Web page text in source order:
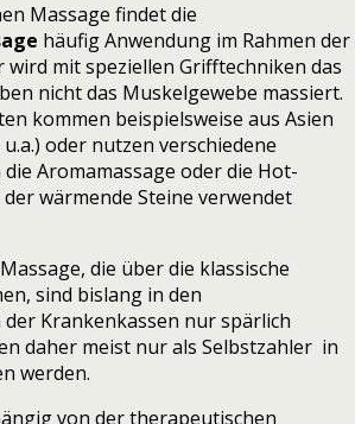
Massage findet die
häufig Anwendung im Rahmen der
wird mit speziellen Grifftechniken das
nicht das Muskelgewebe massiert.
kommen beispielsweise aus Asien
oder nutzen verschiedene
Aromamassage oder die Hot-
wärmende Steine verwendet
die über die klassische
sind bislang in den
Krankenkassen nur spärlich
daher meist nur als Selbstzahler in
werden.
von der therapeutischen